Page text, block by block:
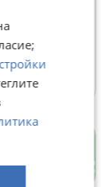
ч.